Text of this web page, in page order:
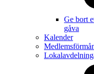
Ge bort
gåva
Kalender